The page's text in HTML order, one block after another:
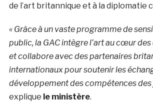
de l’art britannique et à la diplomatie
« Grâce à un vaste programme de
public, la GAC ​​intègre l’art au cœur
et collabore avec des partenaires
internationaux pour soutenir les
développement des compétences des
explique le ministère.